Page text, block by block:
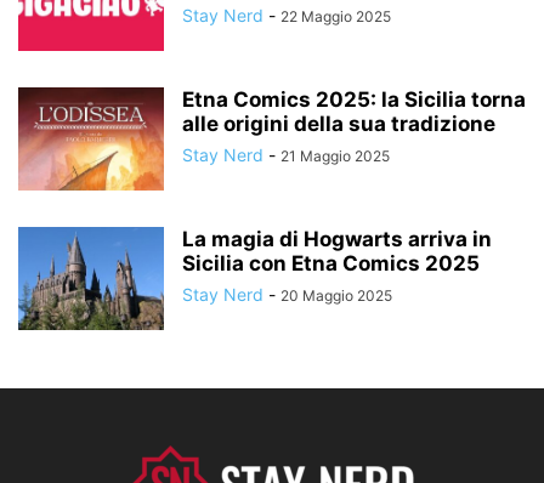
Stay Nerd - 22 Maggio 2025
Etna Comics 2025: la Sicilia torna
alle origini della sua tradizione
Stay Nerd - 21 Maggio 2025
La magia di Hogwarts arriva in
Sicilia con Etna Comics 2025
Stay Nerd - 20 Maggio 2025